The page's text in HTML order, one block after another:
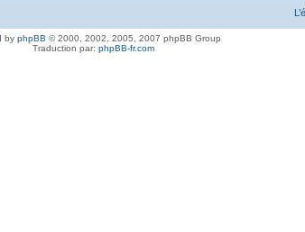
by phpBB © 2000, 2002, 2005, 2007 phpBB Group
Traduction par: phpBB-fr.com